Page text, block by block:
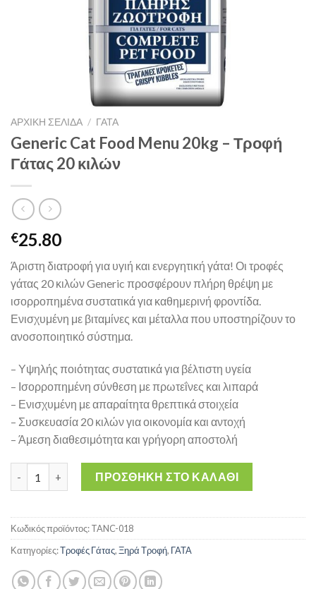
ΑΡΧΙΚΉ ΣΕΛΊΔΑ / ΓΑΤΑ
Generic Cat Food Menu 20kg – Τροφή
Γάτας 20 κιλών
€25.80
Άριστη διατροφή για υγιή και ενεργητική γάτα! Οι τροφές
γάτας 20 κιλών Generic προσφέρουν πλήρη θρέψη με
ισορροπημένα συστατικά για καθημερινή φροντίδα.
Ενισχυμένη με βιταμίνες και μέταλλα που υποστηρίζουν το
ανοσοποιητικό σύστημα.
– Υψηλής ποιότητας συστατικά για βέλτιστη υγεία
– Ισορροπημένη σύνθεση με πρωτεΐνες και λιπαρά
– Ενισχυμένη με απαραίτητα θρεπτικά στοιχεία
– Συσκευασία 20 κιλών για οικονομία και αντοχή
– Άμεση διαθεσιμότητα και γρήγορη αποστολή
Generic Cat Food Menu 20kg – Τροφή Γάτας 20 κιλών ποσότητα
ΠΡΟΣΘΉΚΗ ΣΤΟ ΚΑΛΆΘΙ
Κωδικός προϊόντος:TANC-018
Κατηγορίες:Τροφές Γάτας,Ξηρά Τροφή, ΓΑΤΑ